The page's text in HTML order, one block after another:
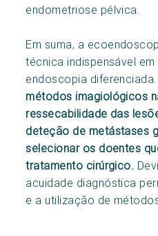
endometriose pélvica.
Em suma, a
técnica indispensável
endoscopia diferenciada.
métodos imagiológicos
ressecabilidade das
deteção de metástases
selecionar os doentes
tratamento cirúrgico.
acuidade diagnóstica
e a utilização de